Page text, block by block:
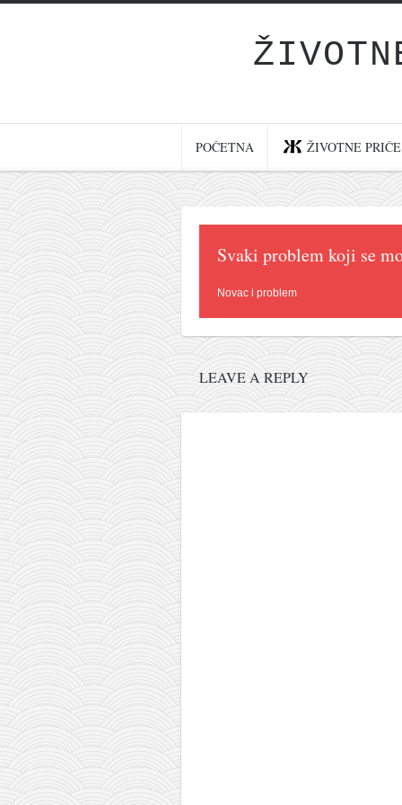
POČETNA ŽIVOTNE PRIČE
internet poslovanje
ishranom do zdravlja
moj haiku
momenti i mesta
bonus sadržaj
Svetlopis
zakonopravilo
duhovni otac
pravoslavlje
zabranjena istorija
ćirilica
porodične priče
umesto tvitera
kalendar srpski
azbuki i knjige
Okinava karate
najnovije na blogu
moje beleške
istorija karatea
bubishi
karate
kihon
Svaki problem koji se
Novac i problem
LEAVE A REPLY